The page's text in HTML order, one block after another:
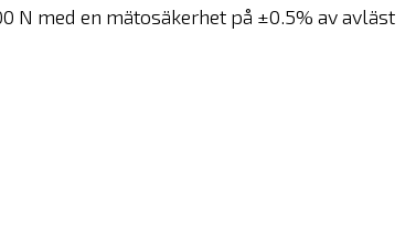
med en mätosäkerhet på ±0.5% av avläst